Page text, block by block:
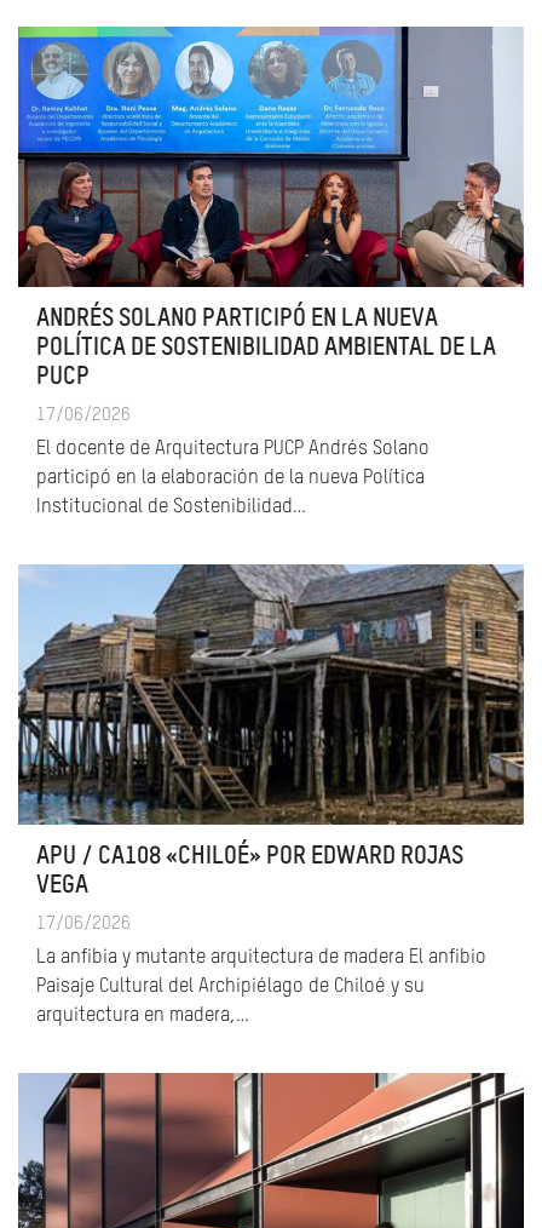
ANDRÉS SOLANO PARTICIPÓ EN LA NUEVA
POLÍTICA DE SOSTENIBILIDAD AMBIENTAL DE LA
PUCP
17/06/2026
El docente de Arquitectura PUCP Andrés Solano
participó en la elaboración de la nueva Política
Institucional de Sostenibilidad…
APU / CA108 «CHILOÉ» POR EDWARD ROJAS
VEGA
17/06/2026
La anfibia y mutante arquitectura de madera El anfibio
Paisaje Cultural del Archipiélago de Chiloé y su
arquitectura en madera,…